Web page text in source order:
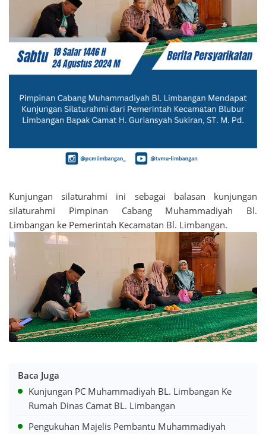
Kunjungan silaturahmi ini sebagai balasan kunjungan
silaturahmi Pimpinan Cabang Muhammadiyah Bl.
Limbangan ke Pemerintah Kecamatan Bl. Limbangan.
Baca Juga
Kunjungan PC Muhammadiyah BL. Limbangan Ke
Rumah Dinas Camat BL. Limbangan
Pengukuhan Majelis Pembantu Muhammadiyah